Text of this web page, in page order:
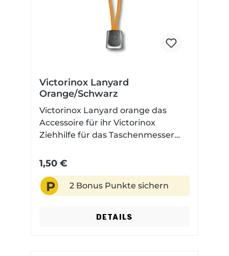
Victorinox Lanyard
Orange/Schwarz
Victorinox Lanyard orange das
Accessoire für ihr Victorinox
Ziehhilfe für das Taschenmesser
1,50 €
P 2 Bonus Punkte sichern
DETAILS